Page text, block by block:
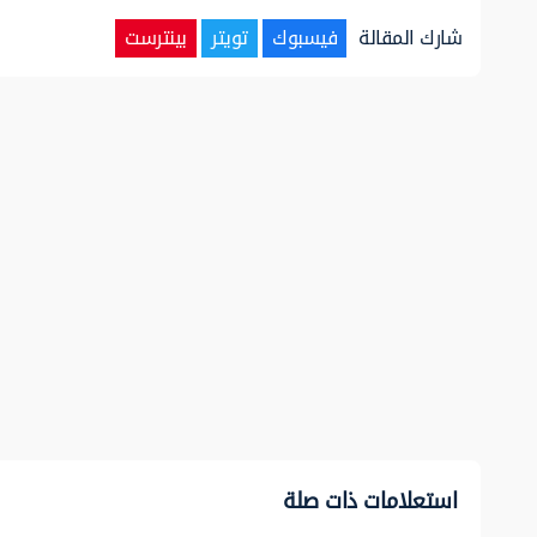
شارك المقالة فيسبوك تويتر بينترست
استعلامات ذات صلة